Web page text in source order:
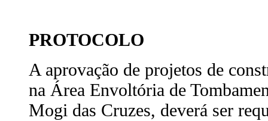
PROTOCOLO
A aprovação de projetos de
na Área Envoltória de
Mogi das Cruzes, deverá ser